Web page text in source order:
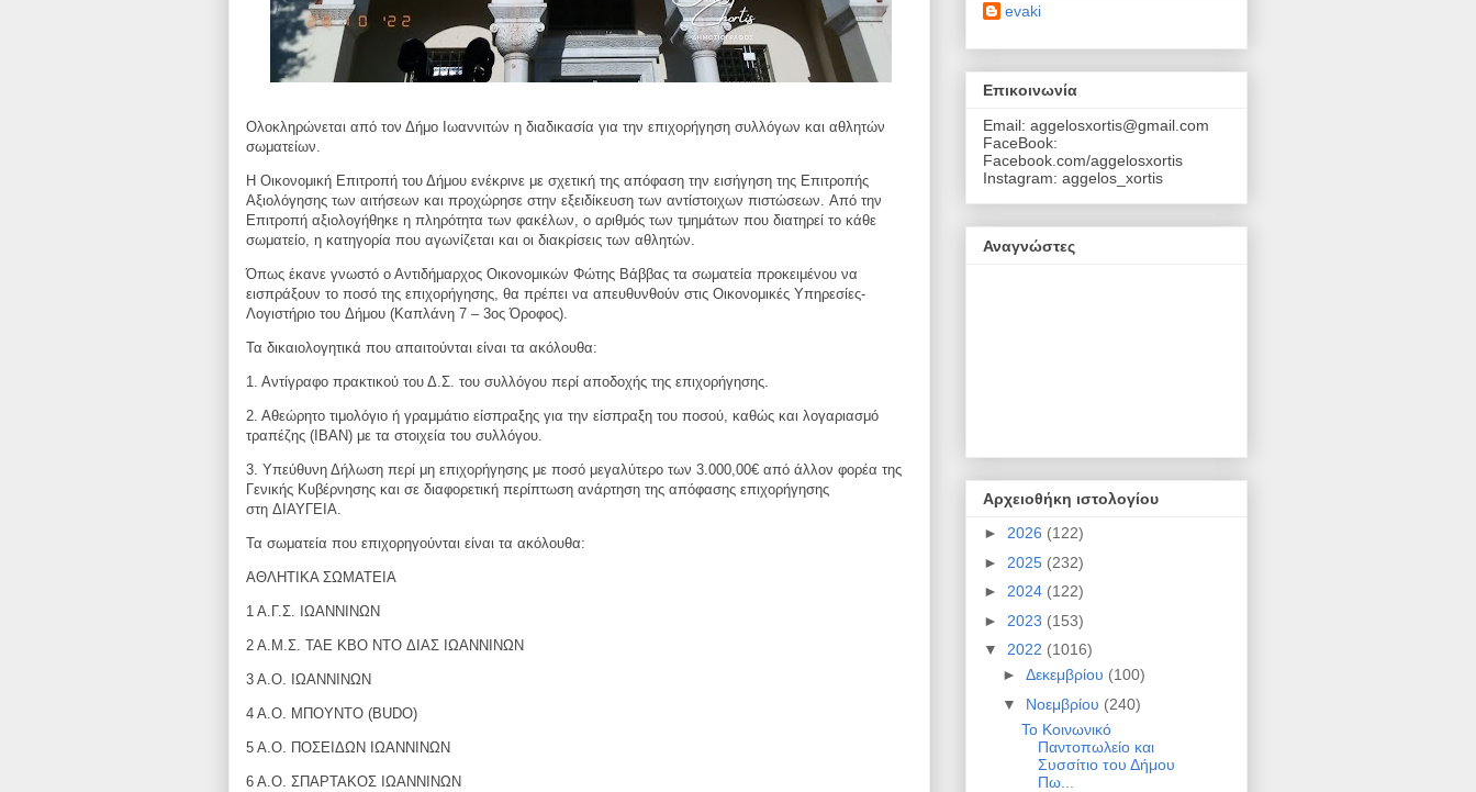
Ολοκληρώνεται από τον Δήμο Ιωαννιτών η διαδικασία για την επιχορήγηση συλλόγων και αθλητών
σωματείων.
Η Οικονομική Επιτροπή του Δήμου ενέκρινε με σχετική της απόφαση την εισήγηση της Επιτροπής
Αξιολόγησης των αιτήσεων και προχώρησε στην εξειδίκευση των αντίστοιχων πιστώσεων. Από την
Επιτροπή αξιολογήθηκε η πληρότητα των φακέλων, ο αριθμός των τμημάτων που διατηρεί το κάθε
σωματείο, η κατηγορία που αγωνίζεται και οι διακρίσεις των αθλητών.
Όπως έκανε γνωστό ο Αντιδήμαρχος Οικονομικών Φώτης Βάββας τα σωματεία προκειμένου να
εισπράξουν το ποσό της επιχορήγησης, θα πρέπει να απευθυνθούν στις Οικονομικές Υπηρεσίες-
Λογιστήριο του Δήμου (Καπλάνη 7 – 3ος Όροφος).
Τα δικαιολογητικά που απαιτούνται είναι τα ακόλουθα:
1. Αντίγραφο πρακτικού του Δ.Σ. του συλλόγου περί αποδοχής της επιχορήγησης.
2. Αθεώρητο τιμολόγιο ή γραμμάτιο είσπραξης για την είσπραξη του ποσού, καθώς και λογαριασμό
τραπέζης (IBAN) με τα στοιχεία του συλλόγου.
3. Υπεύθυνη Δήλωση περί μη επιχορήγησης με ποσό μεγαλύτερο των 3.000,00€ από άλλον φορέα της
Γενικής Κυβέρνησης και σε διαφορετική περίπτωση ανάρτηση της απόφασης επιχορήγησης
στη ΔΙΑΥΓΕΙΑ.
Τα σωματεία που επιχορηγούνται είναι τα ακόλουθα:
ΑΘΛΗΤΙΚΑ ΣΩΜΑΤΕΙΑ
1 Α.Γ.Σ. ΙΩΑΝΝΙΝΩΝ
2 Α.Μ.Σ. TAE KBO NTO ΔΙΑΣ ΙΩΑΝΝΙΝΩΝ
3 Α.Ο. ΙΩΑΝΝΙΝΩΝ
4 Α.Ο. ΜΠΟΥΝΤΟ (BUDO)
5 Α.Ο. ΠΟΣΕΙΔΩΝ ΙΩΑΝΝΙΝΩΝ
6 Α.Ο. ΣΠΑΡΤΑΚΟΣ ΙΩΑΝΝΙΝΩΝ
evaki
Επικοινωνία
Email: aggelosxortis@gmail.com
FaceBook:
Facebook.com/aggelosxortis
Instagram: aggelos_xortis
Αναγνώστες
Αρχειοθήκη ιστολογίου
► 2026 (122)
► 2025 (232)
► 2024 (122)
► 2023 (153)
▼ 2022 (1016)
► Δεκεμβρίου (100)
▼ Νοεμβρίου (240)
Το Κοινωνικό
Παντοπωλείο και
Συσσίτιο του Δήμου
Πω...